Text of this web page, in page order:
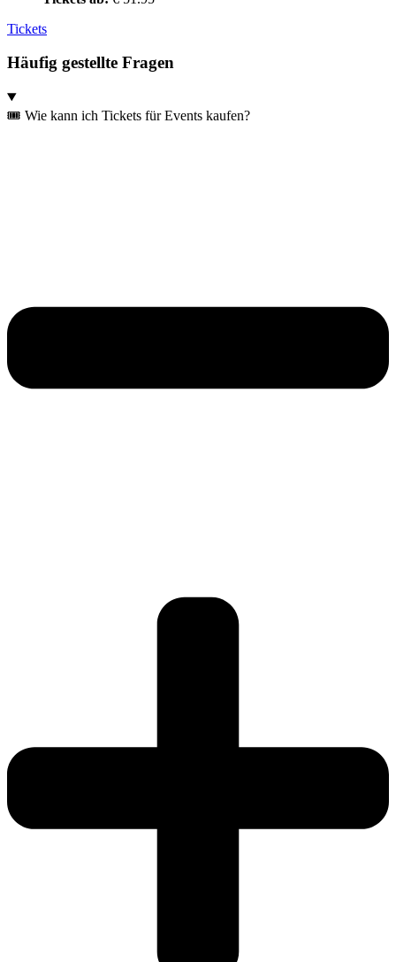
Tickets
Häufig gestellte Fragen
🎟️ Wie kann ich Tickets für Events kaufen?